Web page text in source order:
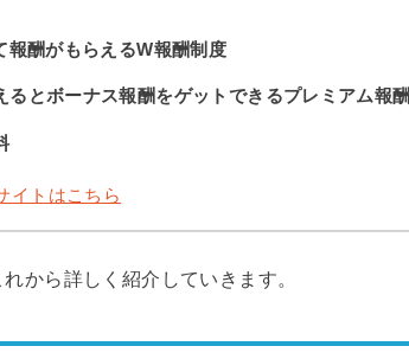
報酬がもらえるW報酬制度
るとボーナス報酬をゲットできるプレミアム報酬
イトはこちら
から詳しく紹介していきます。